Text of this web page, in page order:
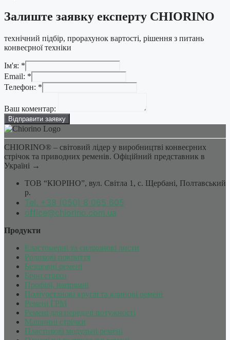
Залиште заявку експерту CHIORINO
технічний підбір, прорахунок вартості, рішення з питань
конвеєрної техніки
Ім'я: *
Email: *
Телефон: *
Ваш
Ваш коментар:
Відправити заявку
CHIORINO® – світовий лідер у виробництві конвеєрних
стрічок та приводних ременів. Офіційний представник в
Україні →
ТОВ “КІОРІНО”, вул. Світла 1, c. Щербані, Полтавський
р.
Tel. +38 (050) 8 065 605
office@chiorino.com.ua
Продукти
Еластомерні та силіконові листи
Роликові покриття
Безшовні ремені
Бічні стінки
Профілі, напрямні
Поліуретанові круглі та клинові ремені
Ремені ГРМ
Ремені для передачі потужності
Машинні стрічки
Пластикові модульні ремені